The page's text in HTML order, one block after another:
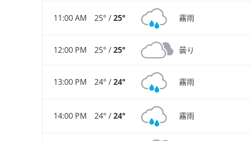
11:00 AM 25° /25° 霧雨
12:00 PM 25° /25° 曇り
13:00 PM 24° /24° 霧雨
14:00 PM 24° /24° 霧雨